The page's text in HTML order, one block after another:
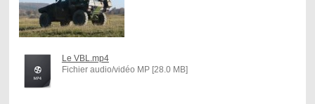
Le VBL.mp4
Fichier audio/vidéo MP [28.0 MB]